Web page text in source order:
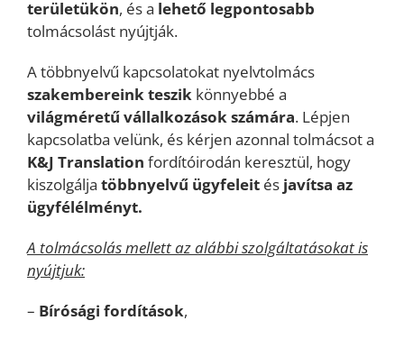
területükön, és a lehető legpontosabb
tolmácsolást nyújtják.
A többnyelvű kapcsolatokat nyelvtolmács
szakembereink teszik könnyebbé a
világméretű vállalkozások számára. Lépjen
kapcsolatba velünk, és kérjen azonnal tolmácsot a
K&J Translation fordítóirodán keresztül, hogy
kiszolgálja többnyelvű ügyfeleit és javítsa az
ügyfélélményt.
A tolmácsolás mellett az alábbi szolgáltatásokat is
nyújtjuk:
– Bírósági fordítások,